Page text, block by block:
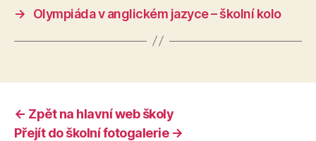
→
Olympiáda v anglickém jazyce – školní kolo
← Zpět na hlavní web školy
Přejít do školní fotogalerie →